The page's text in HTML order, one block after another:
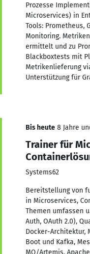
Prozesse
Microservices) in
Tools: Prometheus,
Monitoring.
ermittelt und zu
Blackboxtests mit
Metrikenlieferung
Unterstützung für
Bis heute 8 Jahre
Trainer für
Systems62
Bereitstellung von
in Microservices,
Themen umfassen
Auth, OAuth 2.0),
Docker-Architektur,
Boot und Kafka,
MQ/Artemis,